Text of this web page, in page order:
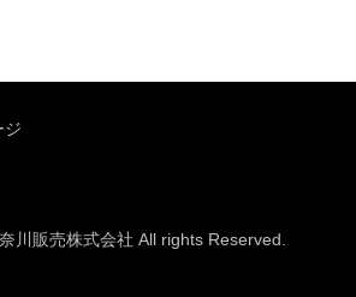
ジ
川販売株式会社 All rights Reserved.